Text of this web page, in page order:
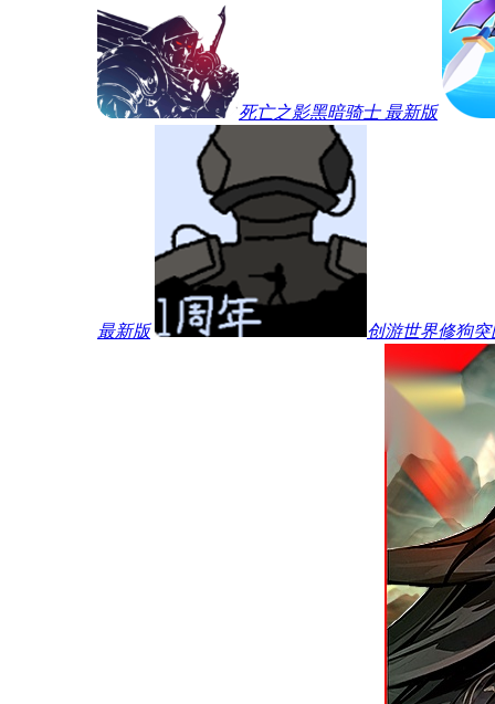
死亡之影黑暗骑士 最新版
最新版 创游世界修狗